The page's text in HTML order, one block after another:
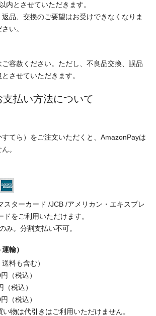
内とさせていただきます。
品、交換のご要望はお受けできなくなりま
い。
容赦ください。ただし、不良品交換、誤品
させていただきます。
支払い方法について
てら）をご注文いただくと、AmazonPayは
。
スターカード /JCB /アメリカン・エキスプレ
ドをご利用いただけます。
み。分割支払い不可。
輸）
料も含む）
（税込）
税込）
（税込）
物は代引きはご利用いただけません。